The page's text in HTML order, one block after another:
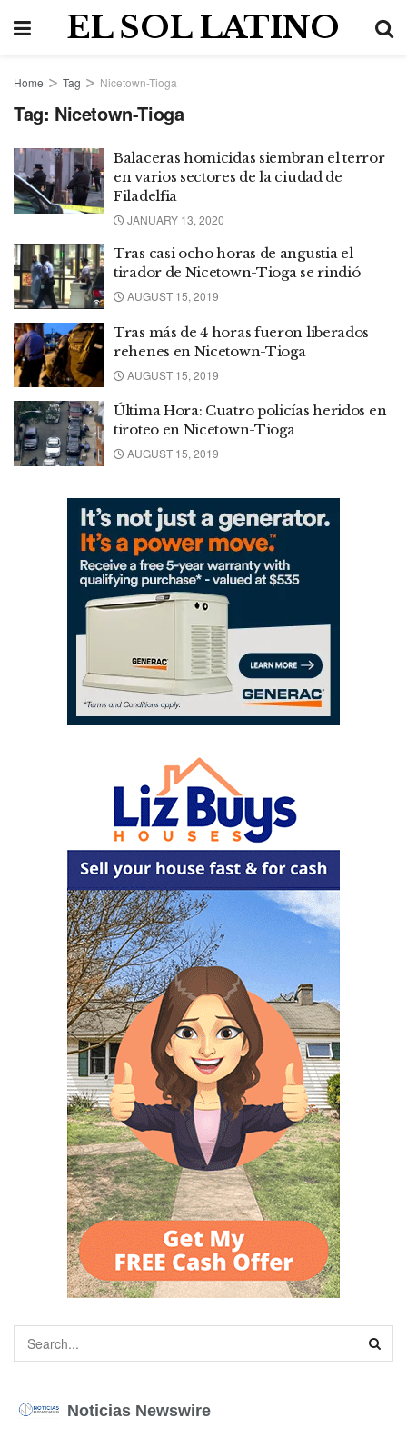
EL SOL LATINO
Home Tag Nicetown-Tioga
Tag: Nicetown-Tioga
Balaceras homicidas siembran el terror
en varios sectores de la ciudad de
Filadelfia
JANUARY 13, 2020
Tras casi ocho horas de angustia el
tirador de Nicetown-Tioga se rindió
AUGUST 15, 2019
Tras más de 4 horas fueron liberados
rehenes en Nicetown-Tioga
AUGUST 15, 2019
Última Hora: Cuatro policías heridos en
tiroteo en Nicetown-Tioga
AUGUST 15, 2019
Noticias Newswire